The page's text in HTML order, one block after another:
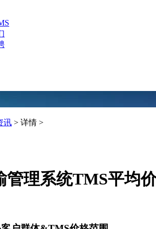
讯 > 详情 >
管理系统TMS平均